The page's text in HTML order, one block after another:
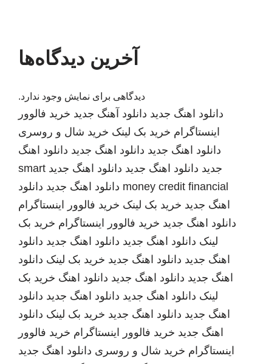
آخرین دیدگاه‌ها
دیدگاهی برای نمایش وجود ندارد.
دانلود اهنگ جدید دانلود آهنگ جدید خرید فالوور
اینستاگرام خرید بک لینک خرید شال و روسری
دانلود اهنگ جدید دانلود اهنگ جدید دانلود اهنگ
جدید دانلود اهنگ جدید دانلود اهنگ جدید smart
money credit financial دانلود اهنگ جدید دانلود
اهنگ جدید خرید بک لینک خرید فالوور اینستاگرام
دانلود اهنگ جدید خرید فالوور اینستاگرام خرید بک
لینک دانلود اهنگ جدید دانلود اهنگ جدید دانلود
اهنگ جدید دانلود اهنگ جدید خرید بک لینک دانلود
اهنگ جدید دانلود اهنگ جدید دانلود اهنگ خرید بک
لینک دانلود اهنگ جدید دانلود اهنگ جدید دانلود
اهنگ جدید دانلود اهنگ جدید خرید بک لینک دانلود
اهنگ جدید خرید فالوور اینستاگرام خرید فالوور
اینستاگرام خرید شال و روسری دانلود اهنگ جدید